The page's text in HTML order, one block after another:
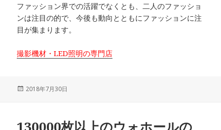
ファッション界での活躍でなくとも、二人のファッショ
ンは注目の的で、今後も動向とともにファッションに注
目が集まります。
撮影機材・LED照明の専門店
投
2018年7月30日
130000枚以上のウォホールの